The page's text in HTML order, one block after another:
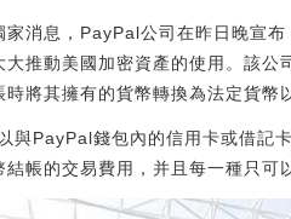
家消息，PayPal公司在昨日晚宣
大推動美國加密資產的使用。該
時將其擁有的貨幣轉換為法定貨幣
與PayPal錢包內的信用卡或借記
結帳的交易費用，并且每一種只可